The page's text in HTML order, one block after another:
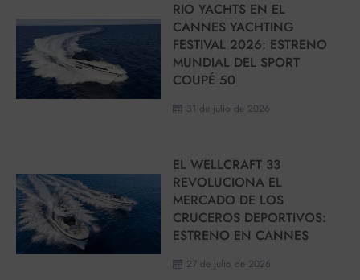
31 de julio de 2026
RIO YACHTS EN EL
CANNES YACHTING
FESTIVAL 2026: ESTRENO
MUNDIAL DEL SPORT
COUPÉ 50
27 de julio de 2026
EL WELLCRAFT 33
REVOLUCIONA EL
MERCADO DE LOS
CRUCEROS DEPORTIVOS:
ESTRENO EN CANNES